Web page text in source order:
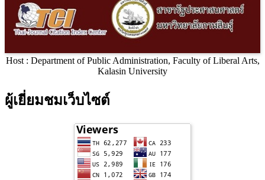
Host : Department of Public Administration, Faculty of Liberal Arts,
Kalasin University
ผู้เยี่ยมชมเว็บไซต์